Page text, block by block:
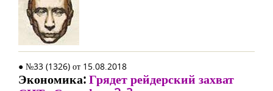
● №33 (1326) от 15.08.2018
Экономика:Грядет рейдерский захват